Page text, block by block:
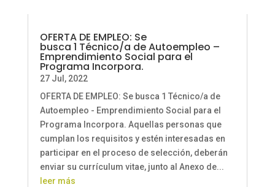
OFERTA DE EMPLEO: Se
busca 1 Técnico/a de Autoempleo –
Emprendimiento Social para el
Programa Incorpora.
27 Jul, 2022
OFERTA DE EMPLEO: Se busca 1 Técnico/a de
Autoempleo - Emprendimiento Social para el
Programa Incorpora. Aquellas personas que
cumplan los requisitos y estén interesadas en
participar en el proceso de selección, deberán
enviar su currículum vitae, junto al Anexo de...
leer más